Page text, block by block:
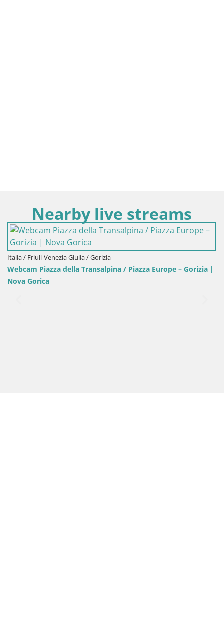
Nearby live streams
Italia / Friuli-Venezia Giulia / Gorizia
Webcam Piazza della Transalpina / Piazza Europe – Gorizia |
Nova Gorica